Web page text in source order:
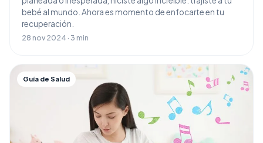
bebé al mundo. Ahora es momento de enfocarte en tu
recuperación.
28 nov 2024 · 3 min
Guía de Salud